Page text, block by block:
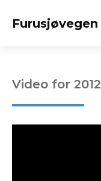
Furusjøvegen
Video for 2012